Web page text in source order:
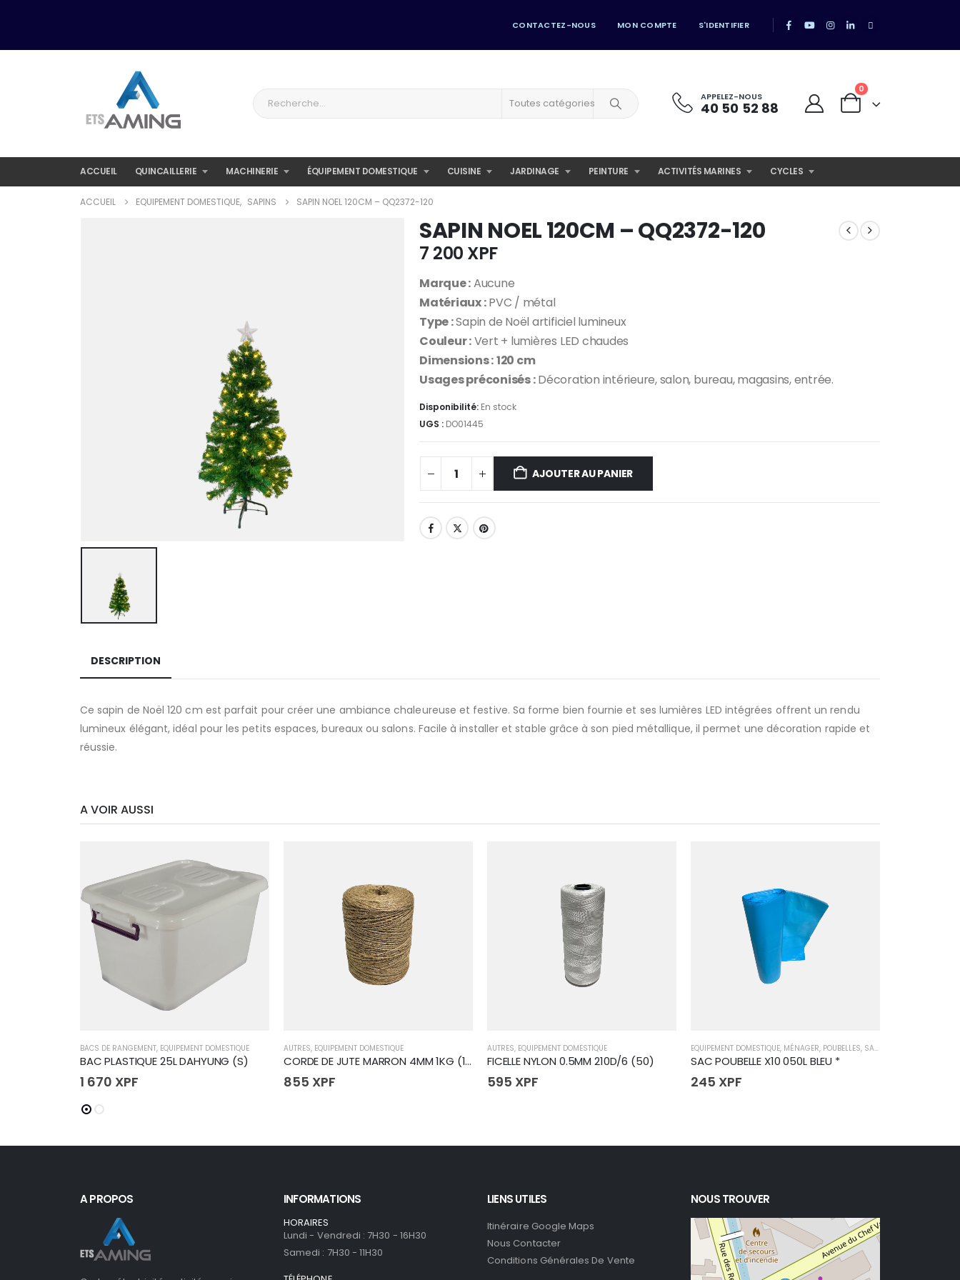
CONTACTEZ-NOUS MON COMPTE S'IDENTIFIER
Toutes catégories APPELEZ-NOUS
40 50 52 88
0
ACCUEIL QUINCAILLERIE MACHINERIE ÉQUIPEMENT DOMESTIQUE CUISINE JARDINAGE PEINTURE ACTIVITÉS MARINES CYCLES
ACCUEIL EQUIPEMENT DOMESTIQUE, SAPINS SAPIN NOEL 120CM – QQ2372-120
SAPIN NOEL 120CM – QQ2372-120
7 200 XPF
Marque :Aucune
Matériaux :PVC / métal
Type :Sapin de Noël artificiel lumineux
Couleur :Vert + lumières LED chaudes
Dimensions :120 cm
Usages préconisés :Décoration intérieure, salon, bureau, magasins, entrée.
Disponibilité: En stock
UGS : DO01445
AJOUTER AU PANIER
DESCRIPTION
Ce sapin de Noël 120 cm est parfait pour créer une ambiance chaleureuse et festive. Sa forme bien fournie et ses lumières LED intégrées offrent un rendu
lumineux élégant, idéal pour les petits espaces, bureaux ou salons. Facile à installer et stable grâce à son pied métallique, il permet une décoration rapide et
réussie.
A VOIR AUSSI
BACS DE RANGEMENT, EQUIPEMENT DOMESTIQUE
BAC PLASTIQUE 25L DAHYUNG (S)
1 670 XPF
AUTRES, EQUIPEMENT DOMESTIQUE
CORDE DE JUTE MARRON 4MM 1KG (16)
855 XPF
AUTRES, EQUIPEMENT DOMESTIQUE
FICELLE NYLON 0.5MM 210D/6 (50)
595 XPF
EQUIPEMENT DOMESTIQUE, MÉNAGER, POUBELLES, SACS POUBELLE
SAC POUBELLE X10 050L BLEU *
245 XPF
A PROPOS INFORMATIONS
HORAIRES
Lundi - Vendredi : 7H30 - 16H30
Samedi : 7H30 - 11H30
LIENS UTILES
Itinéraire Google Maps
Nous Contacter
Conditions Générales De Vente
NOUS TROUVER